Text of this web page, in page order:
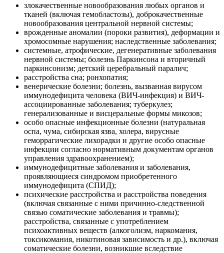
злокачественные новообразования любых органов и
тканей (включая гемобластозы), доброкачественные
новообразования центральной нервной системы;
врожденные аномалии (пороки развития), деформации и
хромосомные нарушения; наследственные заболевания;
системные, атрофические, дегенеративные заболевания
нервной системы; болезнь Паркинсона и вторичный
паркинсонизм; детский церебральный паралич;
расстройства сна; ронхопатия;
венерические болезни; болезнь, вызванная вирусом
иммунодефицита человека (ВИЧ-инфекция) и ВИЧ-
ассоциированные заболевания; туберкулез;
генерализованные и висцеральные формы микозов;
особо опасные инфекционные болезни (натуральная
оспа, чума, сибирская язва, холера, вирусные
геморрагические лихорадки и другие особо опасные
инфекции согласно нормативным документам органов
управления здравоохранением);
иммунодефицитные заболевания и заболевания,
проявляющиеся синдромом приобретенного
иммунодефицита (СПИД);
психические расстройства и расстройства поведения
(включая связанные с ними причинно-следственной
связью соматические заболевания и травмы);
расстройства, связанные с употреблением
психоактивных веществ (алкоголизм, наркомания,
токсикомания, никотиновая зависимость и др.), включая
соматические болезни, возникшие вследствие